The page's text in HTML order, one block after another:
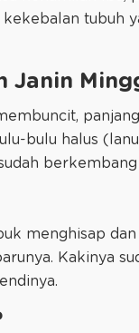
tubuh
Janin
bulu halus
menghisap
Kakinya